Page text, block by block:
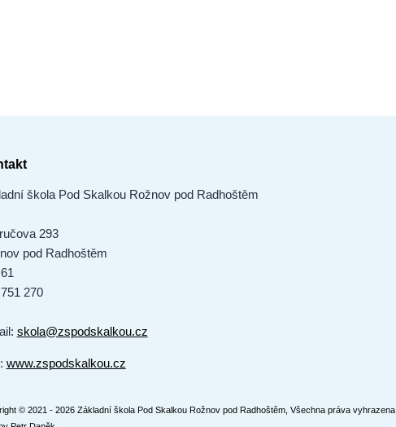
škola Pod Skalkou Rožnov pod Radhoštěm
293
pod Radhoštěm
270
skola@zspodskalkou.cz
www.zspodskalkou.cz
© 2021 - 2026 Základní škola Pod Skalkou Rožnov pod Radhoštěm, Všechna práva vyhrazena.